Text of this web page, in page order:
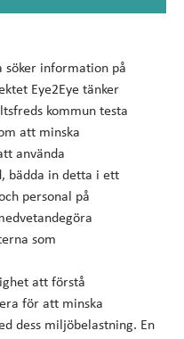
söker information på
Eye2Eye tänker
kommun testa
att minska
använda
bädda in detta i ett
personal på
som
att förstå
för att minska
dess miljöbelastning. En